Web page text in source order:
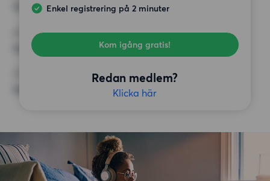
Enkel registrering på 2 minuter
Kom igång gratis!
Redan medlem?
Klicka här
12 500 kr
Inga speciella krav
ÖVRIGA PREFERENSER
Inga speciella preferenser